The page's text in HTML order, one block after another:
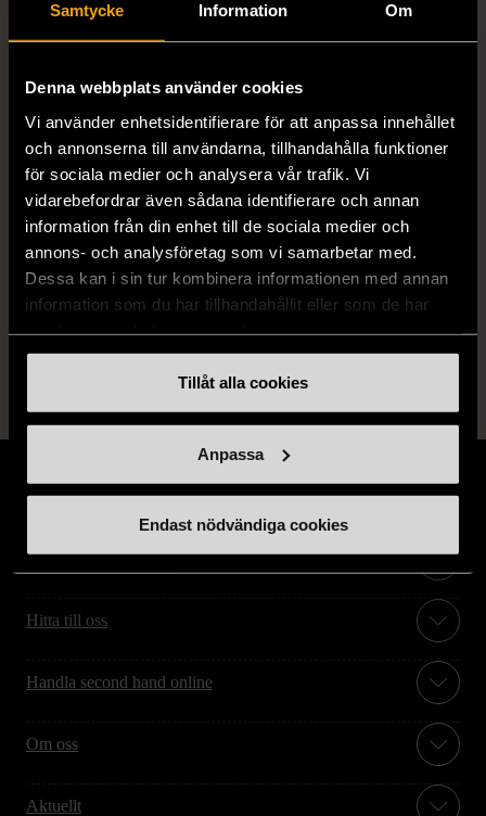
Samtycke Information Om
Denna webbplats använder cookies
Vi använder enhetsidentifierare för att anpassa innehållet
och annonserna till användarna, tillhandahålla funktioner
för sociala medier och analysera vår trafik. Vi
vidarebefordrar även sådana identifierare och annan
information från din enhet till de sociala medier och
annons- och analysföretag som vi samarbetar med.
Dessa kan i sin tur kombinera informationen med annan
information som du har tillhandahållit eller som de har
Tillåt alla cookies
Anpassa
Endast nödvändiga cookies
27-07645-8, 91-27-07073-5, 91-27-
Skick Mycket gott skick
Produkten är sparsamt använd, är av fin
kvalitet och ska inte ha några skador eller
förslitningar.
Läs mer om hur vi bedömer
Stöd oss
Hitta till oss
Handla second hand online
Om oss
Aktuellt